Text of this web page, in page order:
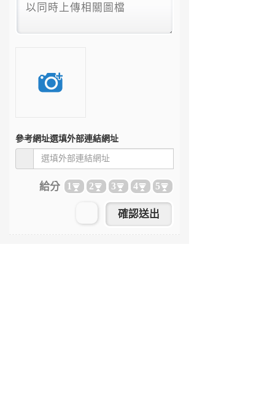
參考網址選填外部連結網址
給分 1 2 3 4 5